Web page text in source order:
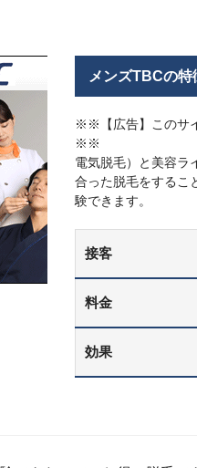
メンズTBCの特
※※【広告】このサ
※※ メンズ
電気脱毛）と美容ラ
合った脱毛をするこ
験できます。
接客
料金
効果